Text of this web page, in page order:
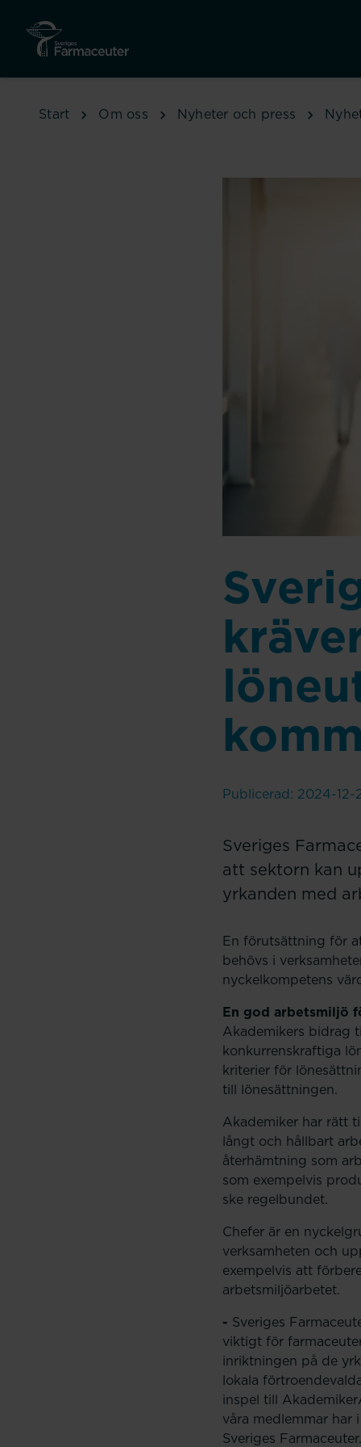
Start Om oss Nyheter och press
Publicerad: 2024-12-
Sveriges
att sektorn kan
yrkanden med
En förutsättning för
behövs i
nyckelkompetens
En god arbetsmiljö
Akademikers bidrag
konkurrenskraftiga
kriterier för
till lönesättningen.
Akademiker har rätt
långt och hållbart
återhämtning som
som exempelvis
ske regelbundet.
Chefer är en
verksamheten och
exempelvis att
arbetsmiljöarbetet.
- Sveriges
viktigt för
inriktningen på de
lokala
inspel till
våra medlemmar har
Sveriges Farmaceuter.